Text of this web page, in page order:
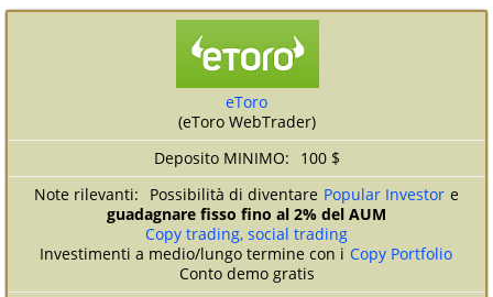
eToro
(eToro WebTrader)
100 $
Possibilità di diventare Popular Investor e
guadagnare fisso fino al 2% del AUM
Copy trading, social trading
Investimenti a medio/lungo termine con i Copy Portfolio
Conto demo gratis